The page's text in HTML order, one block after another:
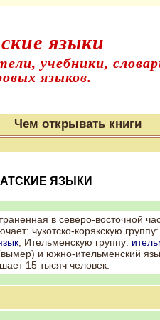
языки
учебники,
языков.
Чем открывать книги
ЯЗЫКИ
в северо-восточной
чукотско-корякскую группу:
; Ительменскую группу:
и южно-ительменский
15 тысяч человек.